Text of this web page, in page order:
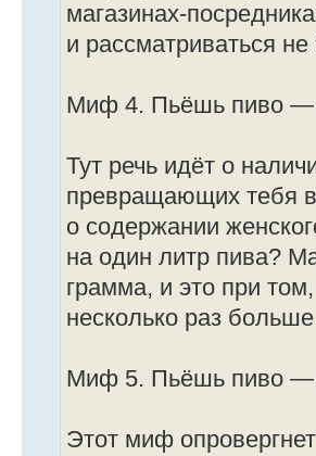
магазинах-
и рассматриваться не
Миф 4. Пьёшь пиво —
Тут речь идёт о
превращающих тебя в
о содержании
на один литр пива?
грамма, и это при
несколько раз
Миф 5. Пьёшь пиво —
Этот миф